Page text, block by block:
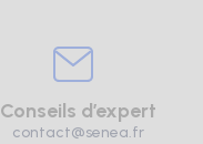
Conseils d’expert
contact@senea.fr